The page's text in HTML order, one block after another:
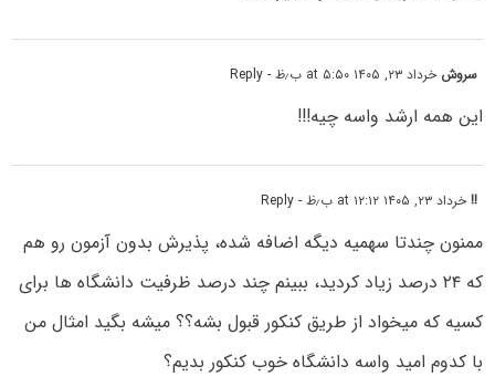
سروش خرداد ۲۳, ۱۴۰۵ at ۵:۵۰ ب٫ظ - Reply
این همه ارشد واسه چیه!!!
!!خرداد ۲۳, ۱۴۰۵ at ۱۲:۱۲ ب٫ظ - Reply
ممنون چندتا سهمیه دیگه اضافه شده، پذیرش بدون آزمون رو هم
که ۲۴ درصد زیاد کردید، ببینم چند درصد ظرفیت دانشگاه ها برای
کسیه که میخواد از طریق کنکور قبول بشه؟؟ میشه بگید امثال من
با کدوم امید واسه دانشگاه خوب کنکور بدیم؟